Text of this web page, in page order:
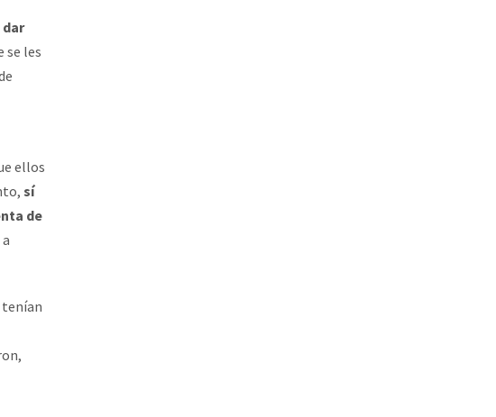
se les
ellos
sí
de
tenían